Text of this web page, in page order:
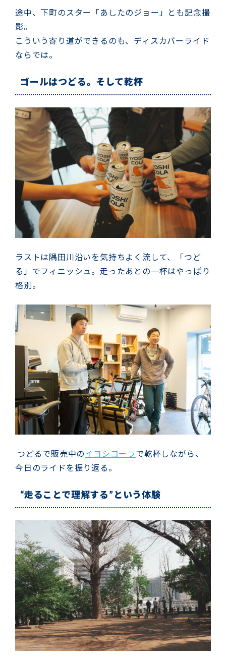
途中、下町のスター「あしたのジョー」とも記念撮
影。
こういう寄り道ができるのも、ディスカバーライド
ならでは。
ゴールはつどる。そして乾杯
ラストは隅田川沿いを気持ちよく流して、「つど
る」でフィニッシュ。走ったあとの一杯はやっぱり
格別。
つどるで販売中のイヨシコーラ で乾杯しながら、
今日のライドを振り返る。
“走ることで理解する”という体験